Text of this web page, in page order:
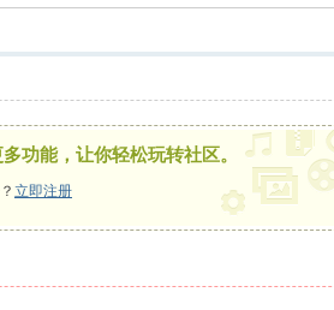
功能，让你轻松玩转社区。
立即注册